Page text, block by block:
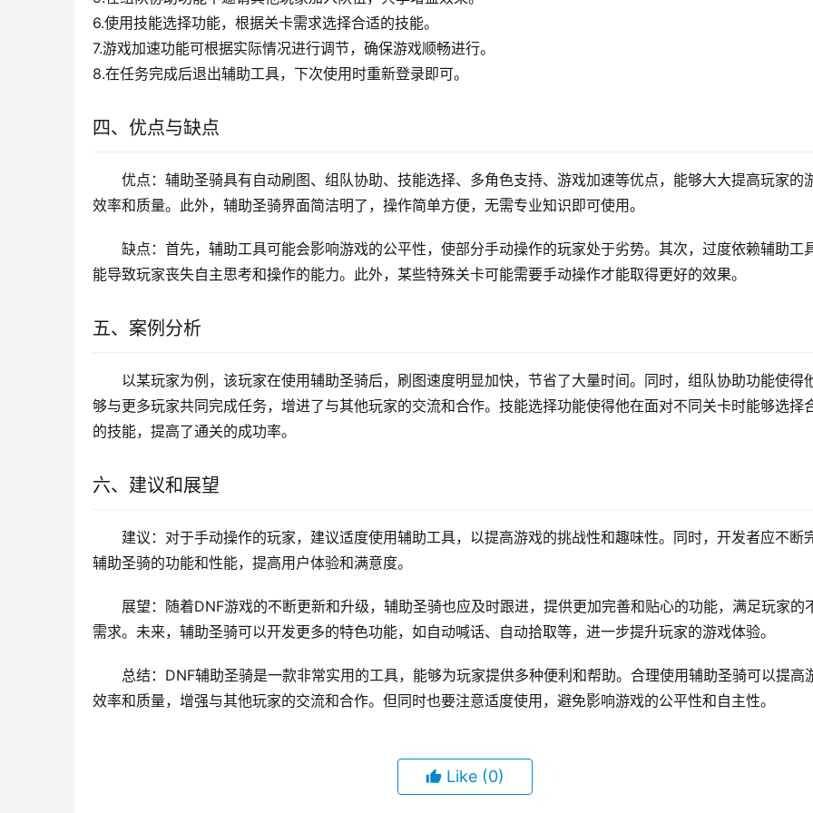
6.使用技能选择功能，根据关卡需求选择合适的技能。
7.游戏加速功能可根据实际情况进行调节，确保游戏顺畅进行。
8.在任务完成后退出辅助工具，下次使用时重新登录即可。
四、优点与缺点
优点：辅助圣骑具有自动刷图、组队协助、技能选择、多角色支持、游戏加速等优点，能够大大提高玩家的
效率和质量。此外，辅助圣骑界面简洁明了，操作简单方便，无需专业知识即可使用。
缺点：首先，辅助工具可能会影响游戏的公平性，使部分手动操作的玩家处于劣势。其次，过度依赖辅助工
能导致玩家丧失自主思考和操作的能力。此外，某些特殊关卡可能需要手动操作才能取得更好的效果。
五、案例分析
以某玩家为例，该玩家在使用辅助圣骑后，刷图速度明显加快，节省了大量时间。同时，组队协助功能使得
够与更多玩家共同完成任务，增进了与其他玩家的交流和合作。技能选择功能使得他在面对不同关卡时能够选择
的技能，提高了通关的成功率。
六、建议和展望
建议：对于手动操作的玩家，建议适度使用辅助工具，以提高游戏的挑战性和趣味性。同时，开发者应不断
辅助圣骑的功能和性能，提高用户体验和满意度。
展望：随着DNF游戏的不断更新和升级，辅助圣骑也应及时跟进，提供更加完善和贴心的功能，满足玩家的
需求。未来，辅助圣骑可以开发更多的特色功能，如自动喊话、自动拾取等，进一步提升玩家的游戏体验。
总结：DNF辅助圣骑是一款非常实用的工具，能够为玩家提供多种便利和帮助。合理使用辅助圣骑可以提高
效率和质量，增强与其他玩家的交流和合作。但同时也要注意适度使用，避免影响游戏的公平性和自主性。
Like (0)